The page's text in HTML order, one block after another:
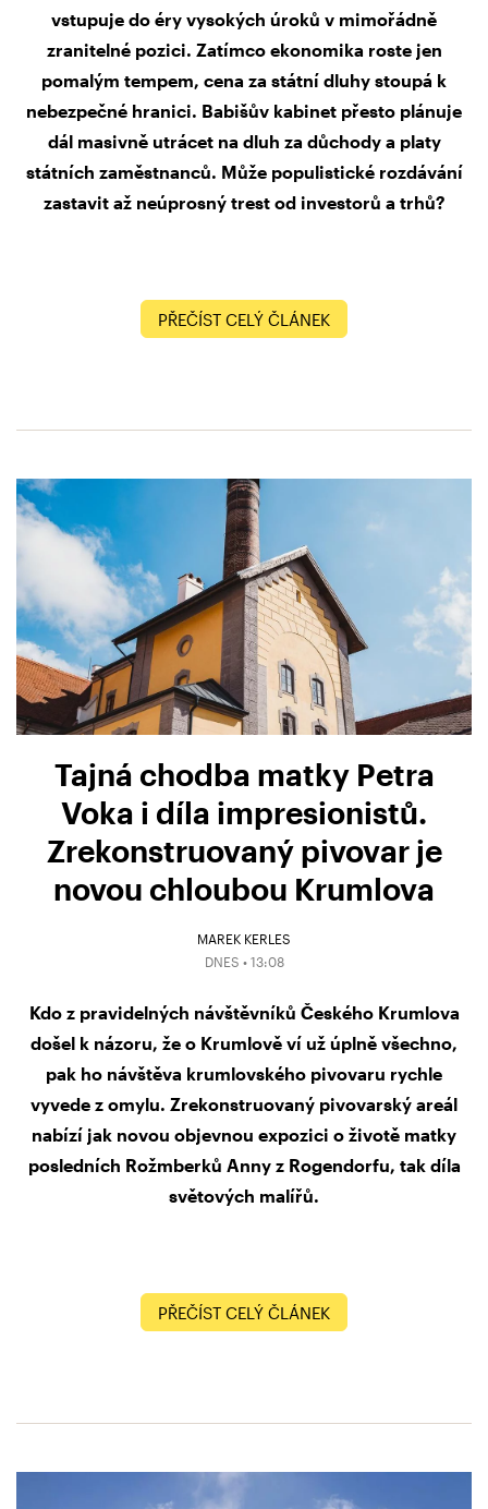
vstupuje do éry vysokých úroků v mimořádně
zranitelné pozici. Zatímco ekonomika roste jen
pomalým tempem, cena za státní dluhy stoupá k
nebezpečné hranici. Babišův kabinet přesto plánuje
dál masivně utrácet na dluh za důchody a platy
státních zaměstnanců. Může populistické rozdávání
zastavit až neúprosný trest od investorů a trhů?
PŘEČÍST CELÝ ČLÁNEK
Tajná chodba matky Petra
Voka i díla impresionistů.
Zrekonstruovaný pivovar je
novou chloubou Krumlova
MAREK KERLES
DNES • 13:08
Kdo z pravidelných návštěvníků Českého Krumlova
došel k názoru, že o Krumlově ví už úplně všechno,
pak ho návštěva krumlovského pivovaru rychle
vyvede z omylu. Zrekonstruovaný pivovarský areál
nabízí jak novou objevnou expozici o životě matky
posledních Rožmberků Anny z Rogendorfu, tak díla
světových malířů.
PŘEČÍST CELÝ ČLÁNEK